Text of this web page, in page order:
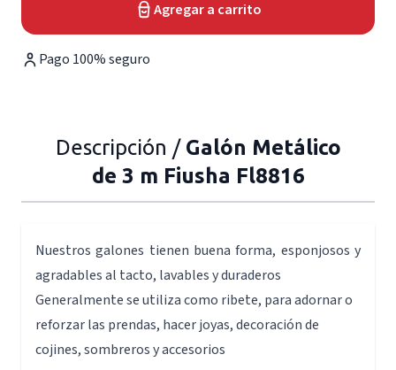
Agregar a carrito
Pago 100% seguro
Descripción / Galón Metálico
de 3 m Fiusha Fl8816
Nuestros galones tienen buena forma, esponjosos y
agradables al tacto, lavables y duraderos
Generalmente se utiliza como ribete, para adornar o
reforzar las prendas, hacer joyas, decoración de
cojines, sombreros y accesorios